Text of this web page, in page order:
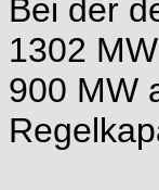
Bei der
1302
900 MW